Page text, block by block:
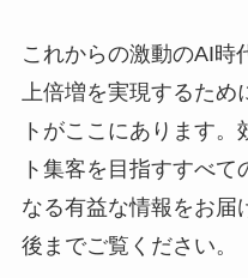
これからの激動のAI時
上倍増を実現するため
トがここにあります
ト集客を目指すすべ
なる有益な情報をお届
後までご覧ください。